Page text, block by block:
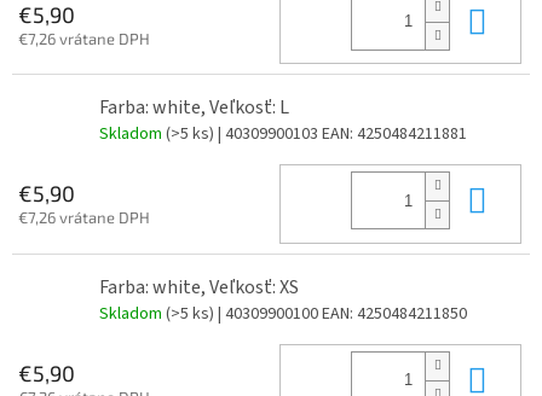
€5,90
€7,26 vrátane DPH
Farba: white, Veľkosť: L
Skladom (>5 ks) | 40309900103 EAN: 4250484211881
€5,90
€7,26 vrátane DPH
Farba: white, Veľkosť: XS
Skladom (>5 ks) | 40309900100EAN: 4250484211850
€5,90